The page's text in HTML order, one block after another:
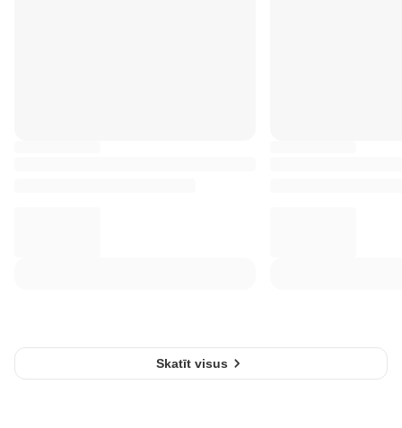
Skatīt visus